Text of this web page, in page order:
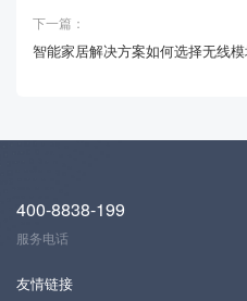
下一篇：
智能家居解决方案如何选择无线
400-8838-199
服务电话
友情链接